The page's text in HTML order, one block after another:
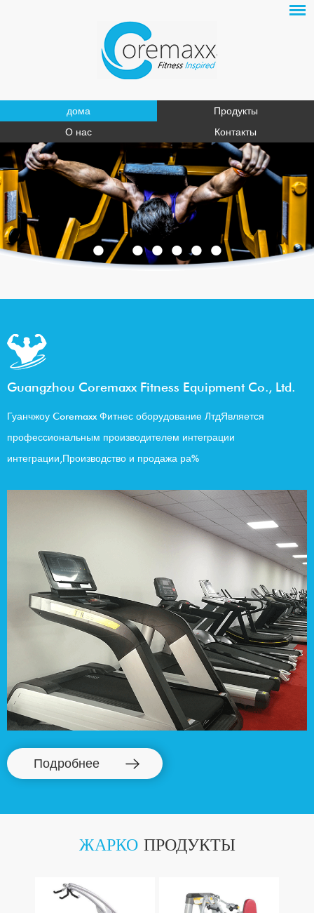
дома
Продукты
О нас
Контакты
Guangzhou Coremaxx Fitness Equipment Co., Ltd.
Гуанчжоу Coremaxx Фитнес оборудование ЛтдЯвляется
профессиональным производителем интеграции
интеграции, Производство и продажа ра%
Подробнее
ЖАРКОПРОДУКТЫ